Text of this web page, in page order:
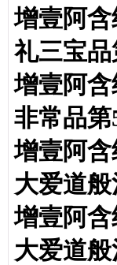
增壹阿
礼三宝品
增壹阿
非常品第
增壹阿
大爱道
增壹阿
大爱道